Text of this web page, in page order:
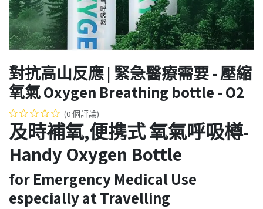
對抗高山反應 | 緊急醫療需要 - 壓縮
氧氣 Oxygen Breathing bottle - O2
(0 個評論)
及時補氧,便携式 氧氣呼吸樽-
Handy Oxygen Bottle
for Emergency Medical Use
especially at Travelling